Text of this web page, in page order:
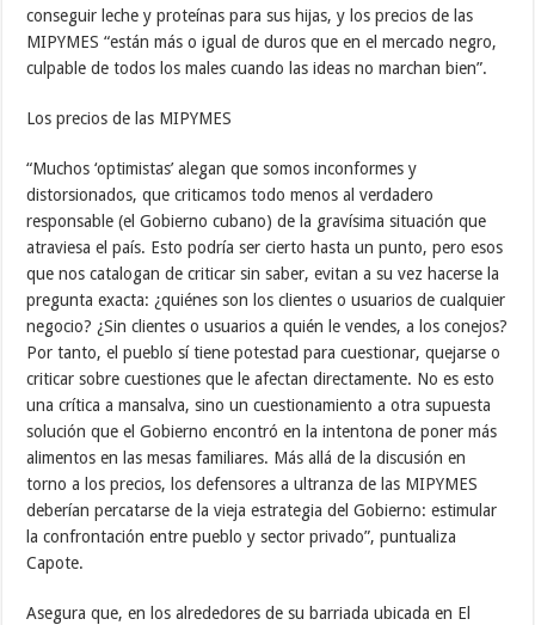
conseguir leche y proteínas para sus hijas, y los precios de las
MIPYMES “están más o igual de duros que en el mercado negro,
culpable de todos los males cuando las ideas no marchan bien”.
Los precios de las MIPYMES
“Muchos ‘optimistas’ alegan que somos inconformes y
distorsionados, que criticamos todo menos al verdadero
responsable (el Gobierno cubano) de la gravísima situación que
atraviesa el país. Esto podría ser cierto hasta un punto, pero esos
que nos catalogan de criticar sin saber, evitan a su vez hacerse la
pregunta exacta: ¿quiénes son los clientes o usuarios de cualquier
negocio? ¿Sin clientes o usuarios a quién le vendes, a los conejos?
Por tanto, el pueblo sí tiene potestad para cuestionar, quejarse o
criticar sobre cuestiones que le afectan directamente. No es esto
una crítica a mansalva, sino un cuestionamiento a otra supuesta
solución que el Gobierno encontró en la intentona de poner más
alimentos en las mesas familiares. Más allá de la discusión en
torno a los precios, los defensores a ultranza de las MIPYMES
deberían percatarse de la vieja estrategia del Gobierno: estimular
la confrontación entre pueblo y sector privado”, puntualiza
Capote.
Asegura que, en los alrededores de su barriada ubicada en El